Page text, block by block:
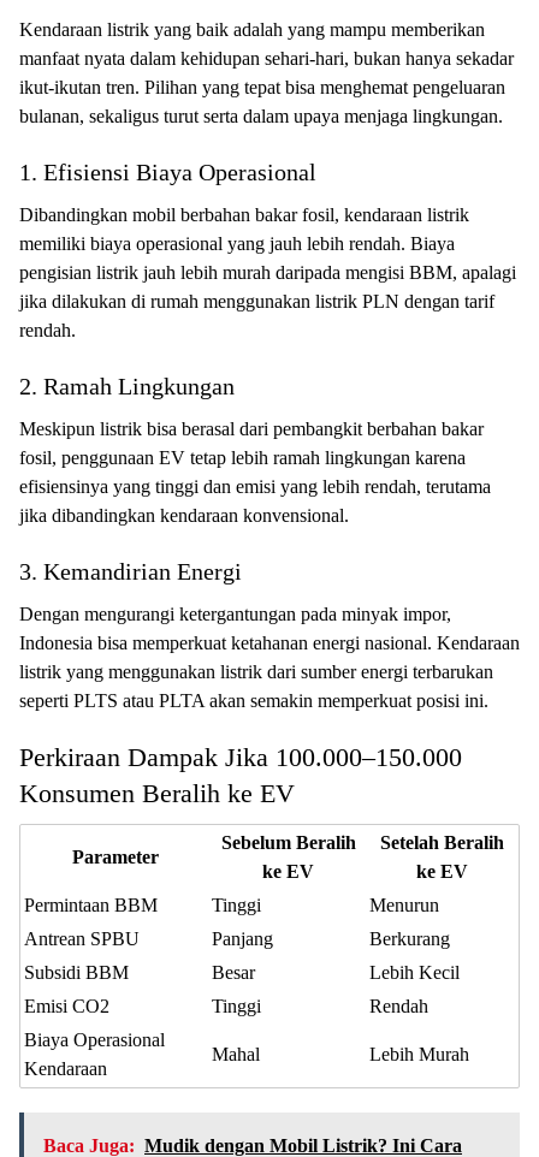
Kendaraan listrik yang baik adalah yang mampu memberikan
manfaat nyata dalam kehidupan sehari-hari, bukan hanya sekadar
ikut-ikutan tren. Pilihan yang tepat bisa menghemat pengeluaran
bulanan, sekaligus turut serta dalam upaya menjaga lingkungan.
1. Efisiensi Biaya Operasional
Dibandingkan mobil berbahan bakar fosil, kendaraan listrik
memiliki biaya operasional yang jauh lebih rendah. Biaya
pengisian listrik jauh lebih murah daripada mengisi BBM, apalagi
jika dilakukan di rumah menggunakan listrik PLN dengan tarif
rendah.
2. Ramah Lingkungan
Meskipun listrik bisa berasal dari pembangkit berbahan bakar
fosil, penggunaan EV tetap lebih ramah lingkungan karena
efisiensinya yang tinggi dan emisi yang lebih rendah, terutama
jika dibandingkan kendaraan konvensional.
3. Kemandirian Energi
Dengan mengurangi ketergantungan pada minyak impor,
Indonesia bisa memperkuat ketahanan energi nasional. Kendaraan
listrik yang menggunakan listrik dari sumber energi terbarukan
seperti PLTS atau PLTA akan semakin memperkuat posisi ini.
Perkiraan Dampak Jika 100.000–150.000
Konsumen Beralih ke EV
Parameter
Sebelum Beralih
ke EV
Setelah Beralih
ke EV
Permintaan BBM
Tinggi
Menurun
Antrean SPBU
Panjang
Berkurang
Subsidi BBM
Besar
Lebih Kecil
Emisi CO2
Tinggi
Rendah
Biaya Operasional
Kendaraan
Mahal Lebih Murah
Baca Juga: Mudik dengan Mobil Listrik? Ini Cara